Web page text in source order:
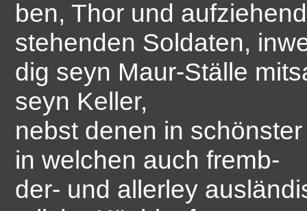
ben, Thor und
stehenden Soldaten,
dig seyn Maur-Ställe
seyn Keller,
nebst denen in
in welchen auch fremb-
der- und allerley